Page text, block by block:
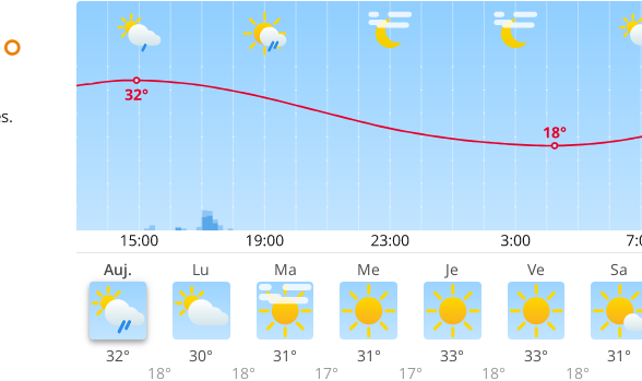
Auj. Lu Ma Me Je Ve Sa
32°
18°
30°
18°
31°
17°
31°
17°
33°
18°
33°
18°
31°